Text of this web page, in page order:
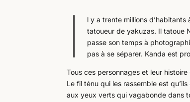
I
l y a trente millions
tatoueur de yakuzas. Il tatoue
passe son temps à
pas à se séparer. Kanda est
Tous ces personnages et leur
Le fil ténu qui les rassemble est
aux yeux verts qui vagabonde dans